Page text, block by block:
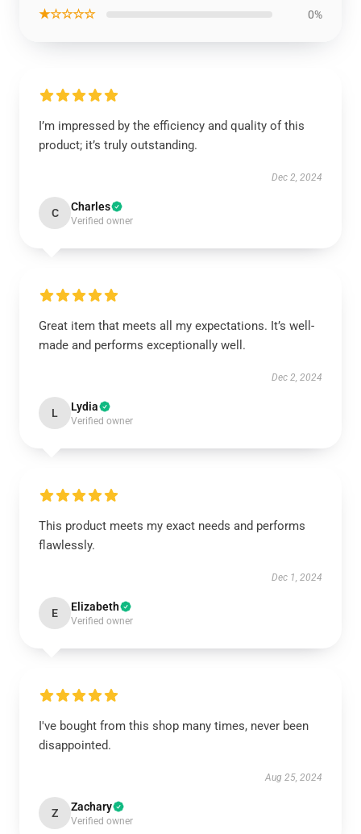
★☆☆☆☆ 0%
I’m impressed by the efficiency and quality of this
product; it’s truly outstanding.
Dec 2, 2024
C Charles
Verified owner
Great item that meets all my expectations. It’s well-
made and performs exceptionally well.
Dec 2, 2024
L Lydia
Verified owner
This product meets my exact needs and performs
flawlessly.
Dec 1, 2024
E Elizabeth
Verified owner
I've bought from this shop many times, never been
disappointed.
Aug 25, 2024
Z Zachary
Verified owner